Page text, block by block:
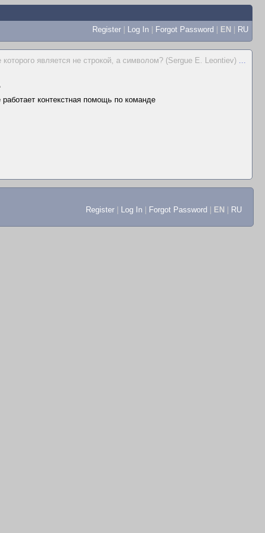
Register | Log In | Forgot Password | EN | RU
является не строкой, а символом? (Sergue E. Leontiev) ...
контекстная помощь по команде
Register Log In Forgot Password EN RU